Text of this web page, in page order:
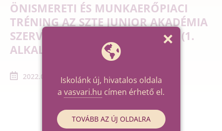
ÖNISMERETI ÉS MUNKAERŐPIACI
TRÉNING AZ SZTE JUNIOR AKADÉMIA
SZERVEZÉSÉBEN: 11. A OSZTÁLY (1.
ALKALOM)
2022.03.26. - 2022.03.26.
Iskolánk új, hivatalos oldala
a vasvari.hu címen érhető el.
TOVÁBB AZ ÚJ OLDALRA